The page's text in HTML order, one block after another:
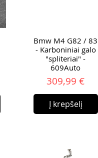
Bmw M4 G82 / 83
- Karboniniai galo
"spliteriai" -
609Auto
Kaina
309,99 €
Į krepšelį